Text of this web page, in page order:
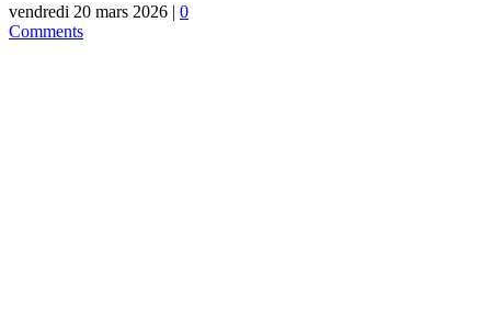
vendredi 20 mars 2026 | 0
Comments